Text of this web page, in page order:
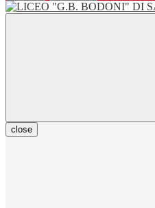
close